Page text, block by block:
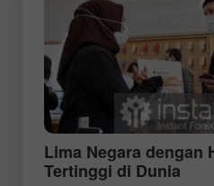
Lima Negara dengan
Tertinggi di Dunia